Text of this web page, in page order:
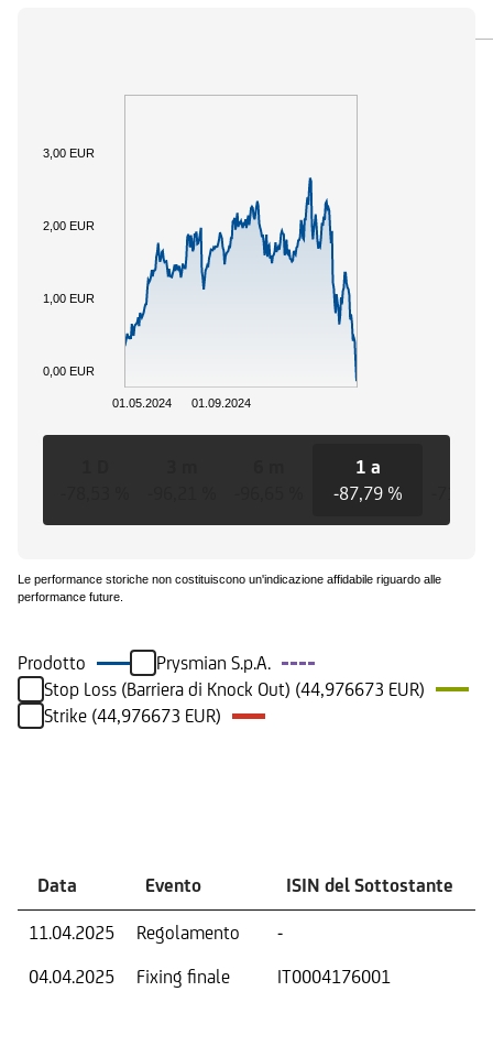
01.05.2024 01.09.2024
0,00 EUR
1,00 EUR
2,00 EUR
3,00 EUR
1 a
-87,79 %
Le performance storiche non costituiscono un'indicazione affidabile riguardo alle
performance future.
Prodotto
Prysmian S.p.A.
Stop Loss (Barriera di Knock Out) (44,976673 EUR)
Strike (44,976673 EUR)
Data Evento ISIN del Sottostante
11.04.2025 Regolamento -
04.04.2025
Fixing finale IT0004176001